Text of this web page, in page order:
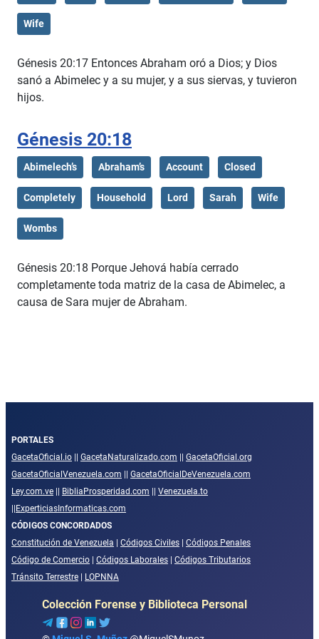
Wife
Génesis 20:17 Entonces Abraham oró a Dios; y Dios
sanó a Abimelec y a su mujer, y a sus siervas, y tuvieron
hijos.
Génesis 20:18
Abimelech’s Abraham’s Account Closed
Completely Household Lord Sarah Wife
Wombs
Génesis 20:18 Porque Jehová había cerrado
completamente toda matriz de la casa de Abimelec, a
causa de Sara mujer de Abraham.
PORTALES
GacetaOficial.io
GacetaNaturalizado.com
GacetaOficial.org
GacetaOficialVenezuela.com
GacetaOficialDeVenezuela.com
Ley.com.ve
BibliaProsperidad.com
Venezuela.to
ExperticiasInformaticas.com
CÓDIGOS CONCORDADOS
Constitución de Venezuela
Códigos Civiles
Códigos Penales
Código de Comercio
Códigos Laborales
Códigos Tributarios
Tránsito Terrestre
LOPNNA
Colección Forense y Biblioteca Personal